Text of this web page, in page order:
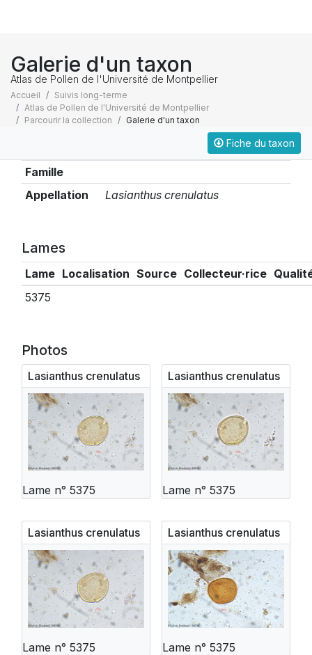
Galerie d'un taxon
Atlas de Pollen de l'Université de Montpellier
Accueil
Suivis long-terme
Atlas de Pollen de l'Université de Montpellier
Parcourir la collection
Galerie d'un taxon
Fiche du taxon
Famille
Appellation
Lasianthus crenulatus
Lames
Lame Localisation Source Collecteur·rice
5375
Photos
Lasianthus crenulatus
Lame n° 5375
Lasianthus crenulatus
Lame n° 5375
Lasianthus crenulatus
Lame n° 5375
Lasianthus crenulatus
Lame n° 5375